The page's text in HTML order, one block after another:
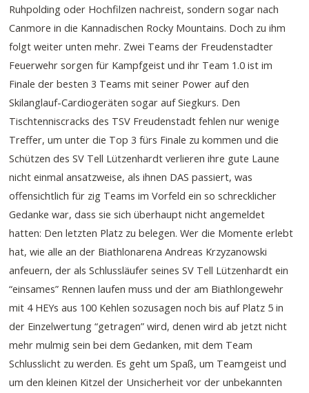
Ruhpolding oder Hochfilzen nachreist, sondern sogar nach
Canmore in die Kannadischen Rocky Mountains. Doch zu ihm
folgt weiter unten mehr. Zwei Teams der Freudenstadter
Feuerwehr sorgen für Kampfgeist und ihr Team 1.0 ist im
Finale der besten 3 Teams mit seiner Power auf den
Skilanglauf-Cardiogeräten sogar auf Siegkurs. Den
Tischtenniscracks des TSV Freudenstadt fehlen nur wenige
Treffer, um unter die Top 3 fürs Finale zu kommen und die
Schützen des SV Tell Lützenhardt verlieren ihre gute Laune
nicht einmal ansatzweise, als ihnen DAS passiert, was
offensichtlich für zig Teams im Vorfeld ein so schrecklicher
Gedanke war, dass sie sich überhaupt nicht angemeldet
hatten: Den letzten Platz zu belegen. Wer die Momente erlebt
hat, wie alle an der Biathlonarena Andreas Krzyzanowski
anfeuern, der als Schlussläufer seines SV Tell Lützenhardt ein
“einsames” Rennen laufen muss und der am Biathlongewehr
mit 4 HEYs aus 100 Kehlen sozusagen noch bis auf Platz 5 in
der Einzelwertung “getragen” wird, denen wird ab jetzt nicht
mehr mulmig sein bei dem Gedanken, mit dem Team
Schlusslicht zu werden. Es geht um Spaß, um Teamgeist und
um den kleinen Kitzel der Unsicherheit vor der unbekannten